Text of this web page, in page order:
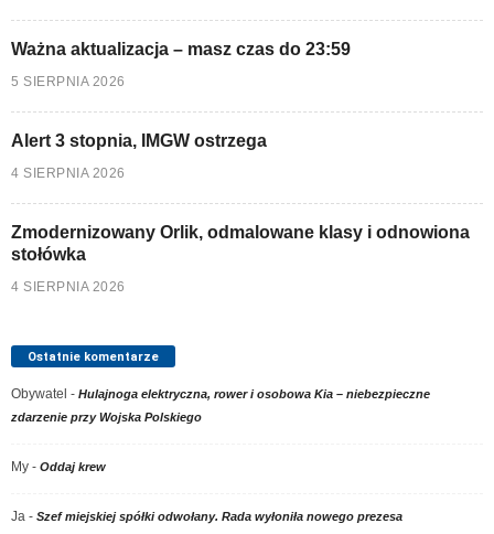
Ważna aktualizacja – masz czas do 23:59
5 SIERPNIA 2026
Alert 3 stopnia, IMGW ostrzega
4 SIERPNIA 2026
Zmodernizowany Orlik, odmalowane klasy i odnowiona
stołówka
4 SIERPNIA 2026
Ostatnie komentarze
Obywatel - Hulajnoga elektryczna, rower i osobowa Kia – niebezpieczne
zdarzenie przy Wojska Polskiego
My - Oddaj krew
Ja - Szef miejskiej spółki odwołany. Rada wyłoniła nowego prezesa